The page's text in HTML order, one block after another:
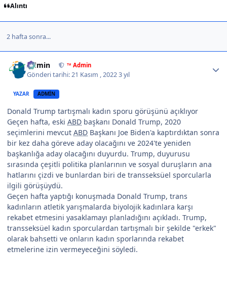
Alıntı
2 hafta sonra...
Admin ™ Admin
Gönderi tarihi:21 Kasım , 20223 yıl
YAZAR ADMIN
Donald Trump tartışmalı kadın sporu görüşünü açıklıyor
Geçen hafta, eski ABD başkanı Donald Trump, 2020
seçimlerini mevcut ABD Başkanı Joe Biden'a kaptırdıktan sonra
bir kez daha göreve aday olacağını ve 2024'te yeniden
başkanlığa aday olacağını duyurdu. Trump, duyurusu
sırasında çeşitli politika planlarının ve sosyal duruşların ana
hatlarını çizdi ve bunlardan biri de transseksüel sporcularla
ilgili görüşüydü.
Geçen hafta yaptığı konuşmada Donald Trump, trans
kadınların atletik yarışmalarda biyolojik kadınlara karşı
rekabet etmesini yasaklamayı planladığını açıkladı. Trump,
transseksüel kadın sporculardan tartışmalı bir şekilde "erkek"
olarak bahsetti ve onların kadın sporlarında rekabet
etmelerine izin vermeyeceğini söyledi.